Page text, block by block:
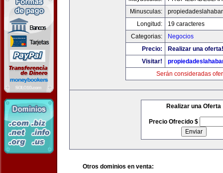
Minusculas:
Longitud:
19 caracteres
Categorias:
Negocios
Precio:
Realizar una oferta!
Visitar!
Serán consideradas
Realizar una Oferta
Precio Ofrecido $
Otros dominios en venta: